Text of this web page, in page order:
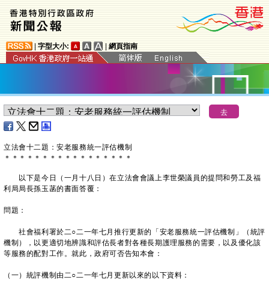
字型大小: 網頁指南
立法會十二題：安老服務統一評估機制
＊ ＊ ＊ ＊ ＊ ＊ ＊ ＊ ＊ ＊ ＊ ＊ ＊ ＊ ＊ ＊ ＊
以下是今日（一月十八日）在立法會會議上李世榮議員的提問和勞工及福
利局局長孫玉菡的書面答覆：
問題：
社會福利署於二○二一年七月推行更新的「安老服務統一評估機制」（統評
機制），以更適切地辨識和評估長者對各種長期護理服務的需要，以及優化該
等服務的配對工作。就此，政府可否告知本會：
（一）統評機制由二○二一年七月更新以來的以下資料：